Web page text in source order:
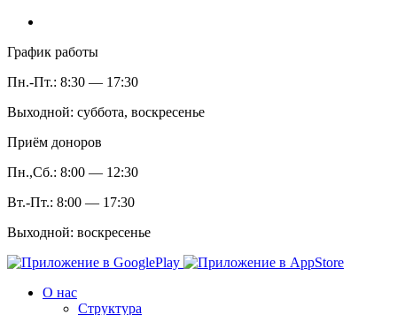
График работы
Пн.-Пт.: 8:30 — 17:30
Выходной: суббота, воскресенье
Приём доноров
Пн.,Сб.: 8:00 — 12:30
Вт.-Пт.: 8:00 — 17:30
Выходной: воскресенье
О нас
Структура